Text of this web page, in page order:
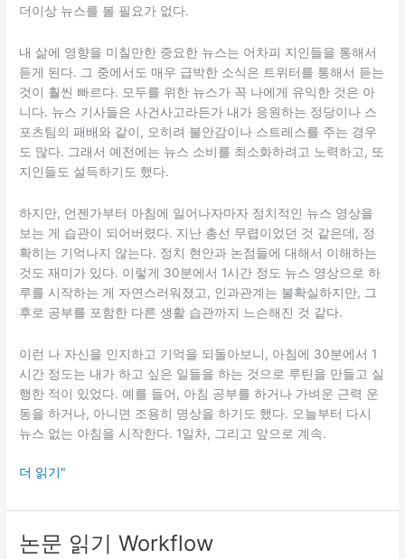
(The
of
Imperfection)
더이상 뉴스를 볼 필요가 없다.
내 삶에 영향을 미칠만한 중요한 뉴스는 어차피 지인들을 통해서
듣게 된다. 그 중에서도 매우 급박한 소식은 트위터를 통해서 듣는
것이 훨씬 빠르다. 모두를 위한 뉴스가 꼭 나에게 유익한 것은 아
니다. 뉴스 기사들은 사건사고라든가 내가 응원하는 정당이나 스
포츠팀의 패배와 같이, 오히려 불안감이나 스트레스를 주는 경우
도 많다. 그래서 예전에는 뉴스 소비를 최소화하려고 노력하고, 또
지인들도 설득하기도 했다.
하지만, 언젠가부터 아침에 일어나자마자 정치적인 뉴스 영상을
보는 게 습관이 되어버렸다. 지난 총선 무렵이었던 것 같은데, 정
확히는 기억나지 않는다. 정치 현안과 논점들에 대해서 이해하는
것도 재미가 있다. 이렇게 30분에서 1시간 정도 뉴스 영상으로 하
루를 시작하는 게 자연스러워졌고, 인과관계는 불확실하지만, 그
후로 공부를 포함한 다른 생활 습관까지 느슨해진 것 같다.
이런 나 자신을 인지하고 기억을 되돌아보니, 아침에 30분에서 1
시간 정도는 내가 하고 싶은 일들을 하는 것으로 루틴을 만들고 실
행한 적이 있었다. 예를 들어, 아침 공부를 하거나 가벼운 근력 운
동을 하거나, 아니면 조용히 명상을 하기도 했다. 오늘부터 다시
뉴스 없는 아침을 시작한다. 1일차, 그리고 앞으로 계속.
뉴
없
아
더 읽기"
논문 읽기 Workflow